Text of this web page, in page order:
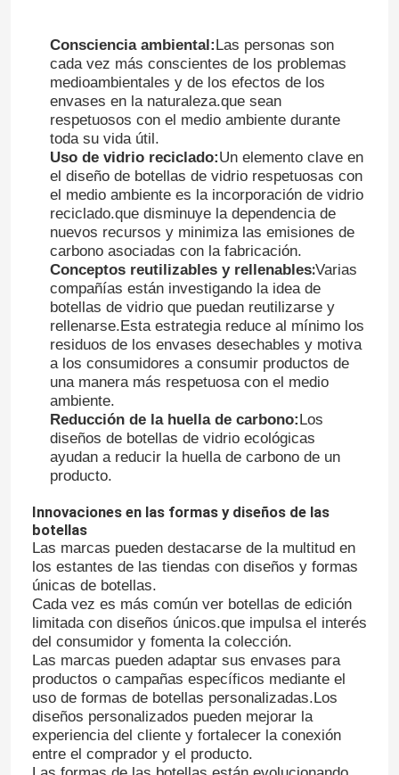
Inicio
Productos
Sobre nosotros
Consciencia ambiental:Las personas son
cada vez más conscientes de los problemas
medioambientales y de los efectos de los
envases en la naturaleza.que sean
respetuosos con el medio ambiente durante
toda su vida útil.
Uso de vidrio reciclado:Un elemento clave en
el diseño de botellas de vidrio respetuosas con
el medio ambiente es la incorporación de vidrio
reciclado.que disminuye la dependencia de
nuevos recursos y minimiza las emisiones de
carbono asociadas con la fabricación.
Conceptos reutilizables y rellenables:Varias
compañías están investigando la idea de
botellas de vidrio que puedan reutilizarse y
rellenarse.Esta estrategia reduce al mínimo los
residuos de los envases desechables y motiva
a los consumidores a consumir productos de
una manera más respetuosa con el medio
ambiente.
Reducción de la huella de carbono:Los
diseños de botellas de vidrio ecológicas
ayudan a reducir la huella de carbono de un
producto.
Innovaciones en las formas y diseños de las
botellas
Las marcas pueden destacarse de la multitud en
los estantes de las tiendas con diseños y formas
únicas de botellas.
Cada vez es más común ver botellas de edición
limitada con diseños únicos.que impulsa el interés
del consumidor y fomenta la colección.
Las marcas pueden adaptar sus envases para
productos o campañas específicos mediante el
uso de formas de botellas personalizadas.Los
diseños personalizados pueden mejorar la
experiencia del cliente y fortalecer la conexión
entre el comprador y el producto.